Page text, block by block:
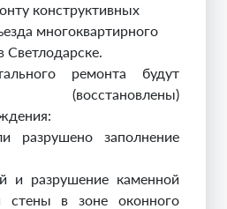
конструктивных
многоквартирного
ремонта будут
(восстановлены)
разрушено заполнение
и разрушение каменной
стены в зоне оконного